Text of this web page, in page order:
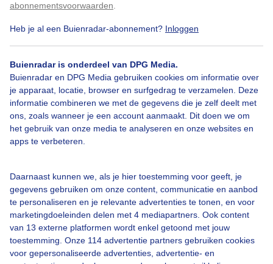
abonnementsvoorwaarden
Heb je al een Buienradar-abonnement? Inloggen
Buienradar is onderdeel van DPG Media.
Buienradar en DPG Media gebruiken cookies om informatie over
je apparaat, locatie, browser en surfgedrag te verzamelen. Deze
informatie combineren we met de gegevens die je zelf deelt met
ons, zoals wanneer je een account aanmaakt. Dit doen we om
het gebruik van onze media te analyseren en onze websites en
apps te verbeteren.
Daarnaast kunnen we, als je hier toestemming voor geeft, je
gegevens gebruiken om onze content, communicatie en aanbod
te personaliseren en je relevante advertenties te tonen, en voor
marketingdoeleinden delen met 4 mediapartners. Ook content
van 13 externe platformen wordt enkel getoond met jouw
toestemming. Onze 114 advertentie partners gebruiken cookies
voor gepersonaliseerde advertenties, advertentie- en
#motregen #grijzedag Herfst
Bekijk slideshow
Over Buienradar